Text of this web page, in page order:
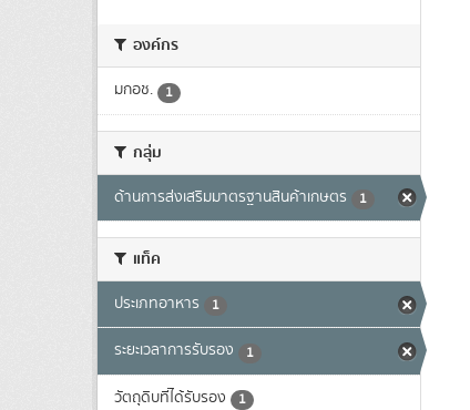
องค์กร
มกอช. 1
กลุ่ม
ด้านการส่งเสริมมาตรฐานสินค้าเกษตร 1
แท็ค
ประเภทอาหาร 1
ระยะเวลาการรับรอง 1
วัตถุดิบที่ได้รับรอง 1